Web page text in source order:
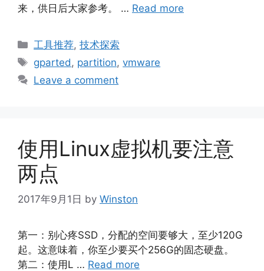
来，供日后大家参考。 … Read more
Categories
工具推荐,技术探索
Tags
gparted , partition,vmware
Leave a comment
使用Linux虚拟机要注意
两点
2017年9月1日 by Winston
第一：别心疼SSD，分配的空间要够大，至少120G
起。这意味着，你至少要买个256G的固态硬盘。
第二：使用L … Read more